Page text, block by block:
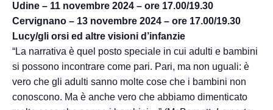
Udine – 11 novembre 2024 – ore 17.00/19.30
Cervignano – 13 novembre 2024 – ore 17.00/19.30
Lucy/gli orsi ed altre visioni d’infanzie
“La narrativa è quel posto speciale in cui adulti e bambini
si possono incontrare come pari. Pari, ma non uguali: è
vero che gli adulti sanno molte cose che i bambini non
conoscono. Ma è anche vero che abbiamo dimenticato